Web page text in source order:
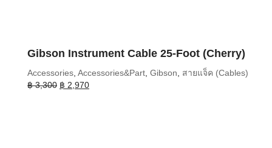
Gibson Instrument Cable 25-Foot (Cherry)
Accessories, Accessories&Part, Gibson, สายแจ็ค (Cables)
฿3,300 Original
฿ 2,970Current